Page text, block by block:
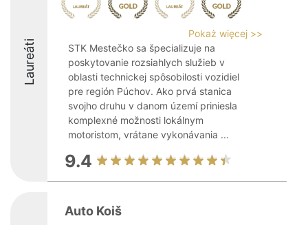
Laureáti
Pokaż więcej >>
STK Mestečko sa špecializuje na
poskytovanie rozsiahlych služieb v
oblasti technickej spôsobilosti vozidiel
pre región Púchov. Ako prvá stanica
svojho druhu v danom území priniesla
komplexné možnosti lokálnym
motoristom, vrátane vykonávania ...
9.4
Auto Koiš